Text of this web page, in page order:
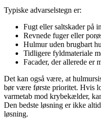
Typiske advarselstegn er:
Fugt eller saltskader på
Revnede fuger eller
Hulmur uden brugbart
Tidligere fyldmateriale
Facader, der allerede er
Det kan også være, at
bør være første prioritet. Hvis
varmetab mod krybekælder,
Den bedste løsning er ikke
løsning.